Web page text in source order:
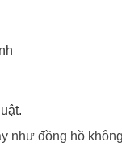
như đồng hồ